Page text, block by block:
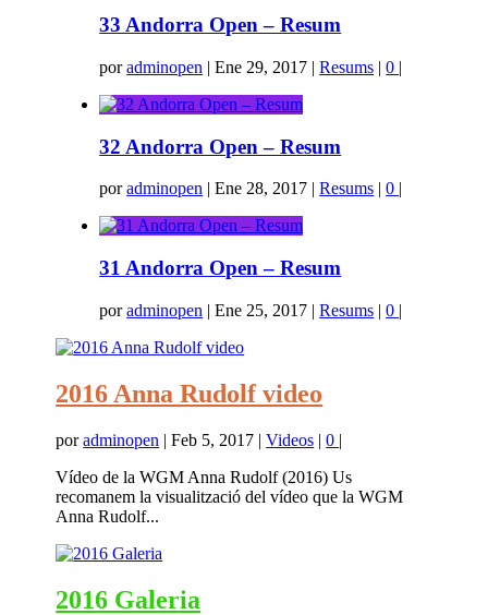
33 Andorra Open – Resum
poradminopen |Ene 29, 2017 |Resums |0 |
32 Andorra Open – Resum
poradminopen |Ene 28, 2017 |Resums |0 |
31 Andorra Open – Resum
poradminopen |Ene 25, 2017 |Resums |0 |
2016 Anna Rudolf video
poradminopen |Feb 5, 2017 |Videos |0 |
Vídeo de la WGM Anna Rudolf (2016) Us
recomanem la visualització del vídeo que la WGM
Anna Rudolf...
2016 Galeria